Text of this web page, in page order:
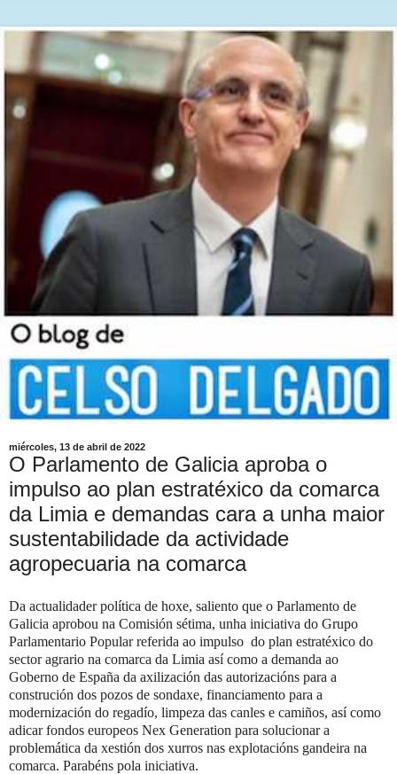
miércoles, 13 de abril de 2022
O Parlamento de Galicia aproba o
impulso ao plan estratéxico da comarca
da Limia e demandas cara a unha maior
sustentabilidade da actividade
agropecuaria na comarca
Da actualidader política de hoxe, saliento que o Parlamento de
Galicia aprobou na Comisión sétima, unha iniciativa do Grupo
Parlamentario Popular referida ao impulso do plan estratéxico do
sector agrario na comarca da Limia así como a demanda ao
Goberno de España da axilización das autorizacións para a
construción dos pozos de sondaxe, financiamento para a
modernización do regadío, limpeza das canles e camiños, así como
adicar fondos europeos Nex Generation para solucionar a
problemática da xestión dos xurros nas explotacións gandeira na
comarca. Parabéns pola iniciativa.